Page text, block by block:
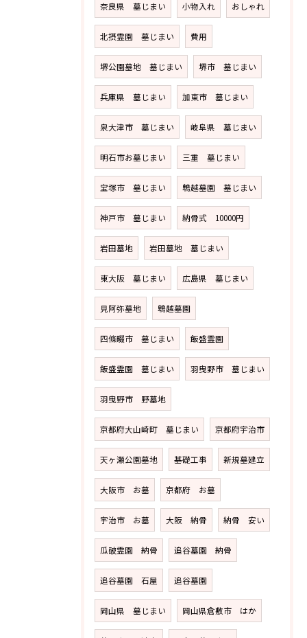
奈良県 墓じまい 小物入れ おしゃれ
北摂霊園 墓じまい 費用
堺公園墓地 墓じまい 堺市 墓じまい
兵庫県 墓じまい 加東市 墓じまい
泉大津市 墓じまい 岐阜県 墓じまい
明石市お墓じまい 三重 墓じまい
宝塚市 墓じまい 鵯越墓園 墓じまい
神戸市 墓じまい 納骨式 10000円
岩田墓地 岩田墓地 墓じまい
東大阪 墓じまい 広島県 墓じまい
見阿弥墓地 鵯越墓園
四條畷市 墓じまい 飯盛霊園
飯盛霊園 墓じまい 羽曳野市 墓じまい
羽曳野市 野墓地
京都府大山崎町 墓じまい 京都府宇治市
天ヶ瀬公園墓地 基礎工事 新規墓建立
大阪市 お墓 京都府 お墓
宇治市 お墓 大阪 納骨 納骨 安い
瓜破霊園 納骨 追谷墓園 納骨
追谷墓園 石屋 追谷墓園
岡山県 墓じまい 岡山県倉敷市 はか